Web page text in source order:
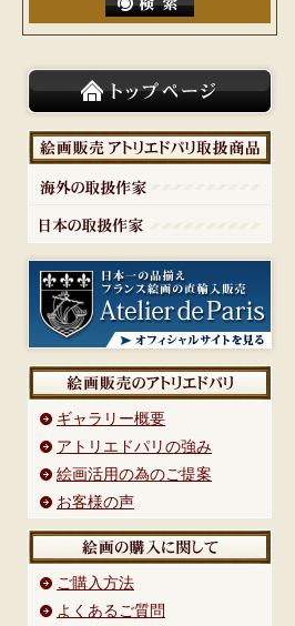
ギャラリー概要
アトリエドパリの強み
絵画活用の為のご提案
お客様の声
ご購入方法
よくあるご質問